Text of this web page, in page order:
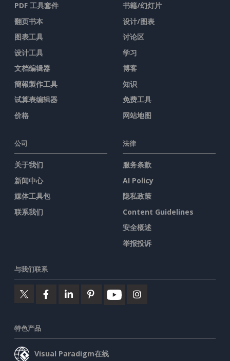
PDF 工具套件
翻页书本
图表工具
设计工具
文档编辑器
簡報製作工具
试算表编辑器
价格
书籍/幻灯片
设计/图表
讨论区
学习
博客
知识
免费工具
网站地图
公司
关于我们
新闻中心
媒体工具包
联系我们
法律
服务条款
AI Policy
隐私政策
Content Guidelines
安全概述
举报投诉
与我们联系
特色产品
Visual Paradigm在线